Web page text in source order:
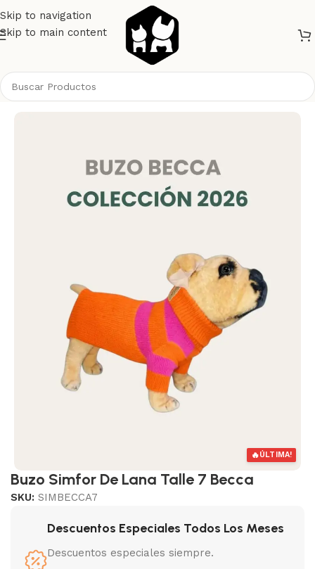
Skip to navigation
Skip to main content
🔥ÚLTIMA!
Buzo Simfor De Lana Talle 7 Becca
SKU: SIMBECCA7
Descuentos Especiales Todos Los Meses
Descuentos especiales siempre.